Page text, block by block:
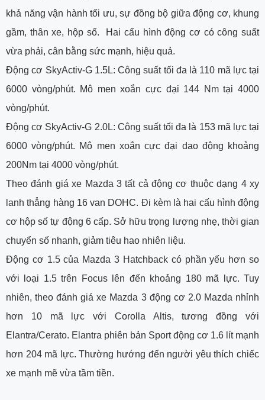
khả năng vận hành tối ưu, sự đồng bộ giữa động cơ, khung
gầm, thân xe, hộp số. Hai cấu hình động cơ có công suất
vừa phải, cân bằng sức mạnh, hiệu quả.
Động cơ SkyActiv-G 1.5L: Công suất tối đa là 110 mã lực tại
6000 vòng/phút. Mô men xoắn cực đại 144 Nm tại 4000
vòng/phút.
Động cơ SkyActiv-G 2.0L: Công suất tối đa là 153 mã lực tại
6000 vòng/phút. Mô men xoắn cực đại dao động khoảng
200Nm tại 4000 vòng/phút.
Theo đánh giá xe Mazda 3 tất cả động cơ thuộc dạng 4 xy
lanh thẳng hàng 16 van DOHC. Đi kèm là hai cấu hình động
cơ hộp số tự động 6 cấp. Sở hữu trọng lượng nhẹ, thời gian
chuyển số nhanh, giảm tiêu hao nhiên liệu.
Động cơ 1.5 của Mazda 3 Hatchback có phần yếu hơn so
với loại 1.5 trên Focus lên đến khoảng 180 mã lực. Tuy
nhiên, theo đánh giá xe Mazda 3 động cơ 2.0 Mazda nhỉnh
hơn 10 mã lực với Corolla Altis, tương đồng với
Elantra/Cerato. Elantra phiên bản Sport động cơ 1.6 lít mạnh
hơn 204 mã lực. Thường hướng đến người yêu thích chiếc
xe mạnh mẽ vừa tầm tiền.